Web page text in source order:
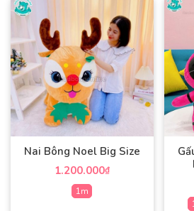
Nai Bông Noel Big Size
1.200.000₫
1m